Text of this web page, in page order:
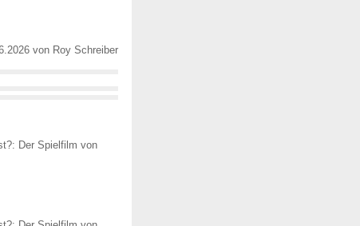
von Roy Schreiber
Der Spielfilm von